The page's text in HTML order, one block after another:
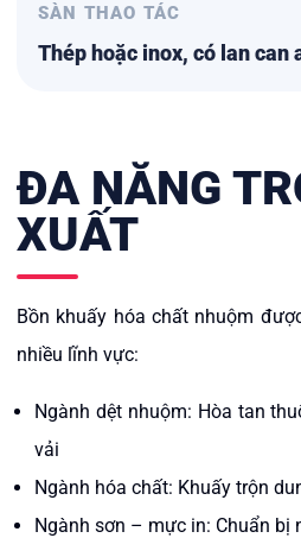
SÀN THAO TÁC
Thép hoặc inox, có lan can
ĐA NĂNG
XUẤT
Bồn khuấy hóa chất nhuộm
nhiều lĩnh vực:
Ngành dệt nhuộm: Hòa tan
vải
Ngành hóa chất: Khuấy trộn
Ngành sơn – mực in: Chuẩn bị